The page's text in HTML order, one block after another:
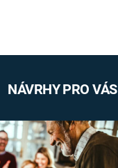
NÁVRHY PRO VÁS